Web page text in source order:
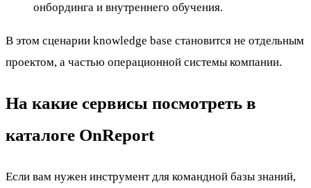
онбординга и внутреннего обучения.
В этом сценарии knowledge base становится не отдельным
проектом, а частью операционной системы компании.
На какие сервисы посмотреть в
каталоге OnReport
Если вам нужен инструмент для командной базы знаний,